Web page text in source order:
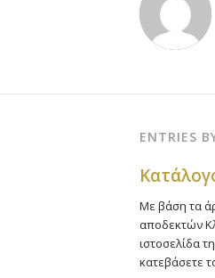
ENTRIES
Με βάση τα
αποδεκτών
ιστοσελίδα
κατεβάσετε